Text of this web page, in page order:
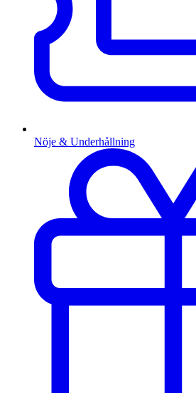
Nöje & Underhållning